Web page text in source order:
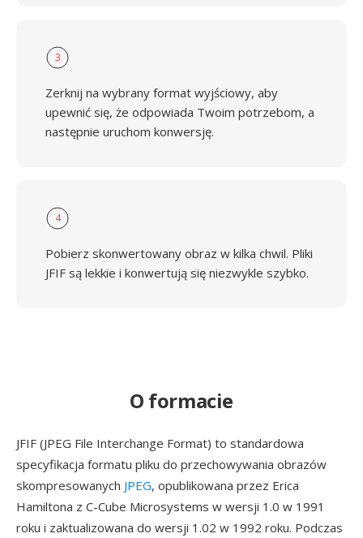
3
Zerknij na wybrany format wyjściowy, aby
upewnić się, że odpowiada Twoim potrzebom, a
następnie uruchom konwersję.
4
Pobierz skonwertowany obraz w kilka chwil. Pliki
JFIF są lekkie i konwertują się niezwykle szybko.
O formacie
JFIF (JPEG File Interchange Format) to standardowa
specyfikacja formatu pliku do przechowywania obrazów
skompresowanych JPEG, opublikowana przez Erica
Hamiltona z C-Cube Microsystems w wersji 1.0 w 1991
roku i zaktualizowana do wersji 1.02 w 1992 roku. Podczas